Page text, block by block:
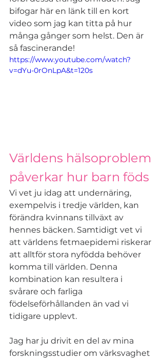
bifogar här en länk till en kort
video som jag kan titta på hur
många gånger som helst. Den är
så fascinerande!
https://www.youtube.com/watch?
v=dYu-0rOnLpA&t=120s
Världens hälsoproblem
påverkar hur barn föds
Vi vet ju idag att undernäring,
exempelvis i tredje världen, kan
förändra kvinnans tillväxt av
hennes bäcken. Samtidigt vet vi
att världens fetmaepidemi riskerar
att alltför stora nyfödda behöver
komma till världen. Denna
kombination kan resultera i
svårare och farliga
födelseförhållanden än vad vi
tidigare upplevt.
Jag har ju drivit en del av mina
forskningsstudier om värksvaghet